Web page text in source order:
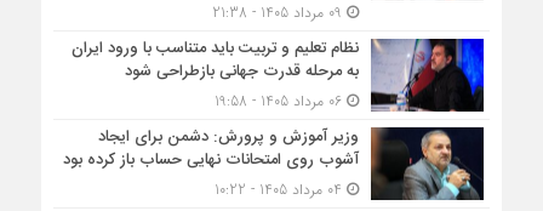
نظام تعلیم و تربیت باید متناسب با ورود ایران
به مرحله قدرت جهانی بازطراحی شود
06 مرداد 1405 - 19:58
وزیر آموزش و پرورش: دشمن برای ایجاد
آشوب روی امتحانات نهایی حساب باز کرده بود